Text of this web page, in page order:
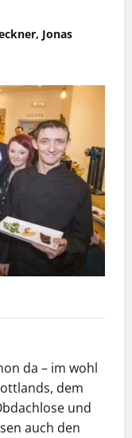
Jonas
da – im wohl
dem
und
auch den